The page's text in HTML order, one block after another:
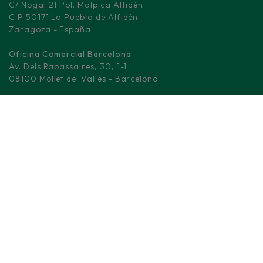
C/ Nogal 21 Pol. Malpica Alfidén
C.P 50171 La Puebla de Alfidén
Zaragoza - España
Oficina Comercial Barcelona
Av. Dels Rabassaires, 30, 1-1
08100 Mollet del Vallès - Barcelona